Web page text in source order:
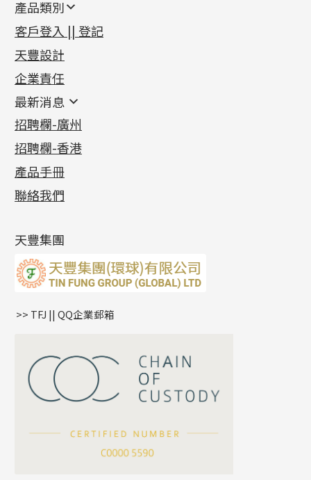
公司名稱
產品類別
新產品
足金系列
足金配件
機織鏈系列
珠仔鏈
镶口链
管狀網鏈
十字車花鏈系列
十字閃O鏈系列
十字錘打鏈系列
側身車花鏈系列
側身鏈系列
雙十字鏈系列
水波鏈系列
蛇骨鏈系列
鏈尾系列
嘴唇鏈系列
S車花鏈系列
珍珠鏈系列
坦克鏈系列
滿天星鏈系列
方假繩鏈系列
首飾配件
耳環類配件
卷迫系列
螺絲迫系列
梅花迫系列
平臺迫系列
綫拍系列
美拍系列
耳環扣系列
耳綫/耳鈎系列
耳環爪頭
耳環
鏈類配件
動感車花吊墜
調節珠系列
生圈扣系列
龍蝦扣系列
鴨俐制系列
字母吊墜
相盒吊墜
項鏈吊墜
生肖吊墜
星座吊墜
珠扣
其他類配件
珠盤系列
袖口鈕系列
焊片及鐳射綫
空心車花管
珠類配件
無孔光身珠
空心光身珠
無孔批花珠
鑲口類
四爪頭系列
六爪頭系列
車花片
動感車花片
鑲口戒指
鑲口手鏈系列
首飾系列
手镯系列
戒指系列
空心耳環
空心车花管首饰链
空心手鐲系列
貴金屬原料
千足金
記憶金屬系列
記憶戒指
拉簧珠珠手鏈
記憶鈦手鐲
客戶登入 || 登記
天豐設計
企業責任
最新消息
最新消息
各項證書(2)
相片集(9)
展覽會資訊
最新產品資訊
招聘欄-廣州
招聘欄-香港
產品手冊
聯絡我們
天豐集團
>> TFJ || QQ企業郵箱